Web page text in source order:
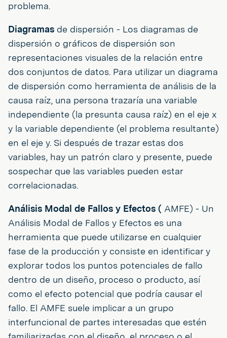
problema.
Diagramas de dispersión - Los diagramas de
dispersión o gráficos de dispersión son
representaciones visuales de la relación entre
dos conjuntos de datos. Para utilizar un diagrama
de dispersión como herramienta de análisis de la
causa raíz, una persona trazaría una variable
independiente (la presunta causa raíz) en el eje x
y la variable dependiente (el problema resultante)
en el eje y. Si después de trazar estas dos
variables, hay un patrón claro y presente, puede
sospechar que las variables pueden estar
correlacionadas.
Análisis Modal de Fallos y Efectos ( AMFE) - Un
Análisis Modal de Fallos y Efectos es una
herramienta que puede utilizarse en cualquier
fase de la producción y consiste en identificar y
explorar todos los puntos potenciales de fallo
dentro de un diseño, proceso o producto, así
como el efecto potencial que podría causar el
fallo. El AMFE suele implicar a un grupo
interfuncional de partes interesadas que estén